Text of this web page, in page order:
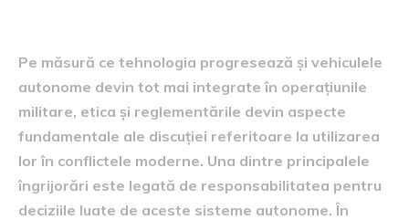
Pe măsură ce tehnologia progresează și vehiculele
autonome devin tot mai integrate în operațiunile
militare, etica și reglementările devin aspecte
fundamentale ale discuției referitoare la utilizarea
lor în conflictele moderne. Una dintre principalele
îngrijorări este legată de responsabilitatea pentru
deciziile luate de aceste sisteme autonome. În